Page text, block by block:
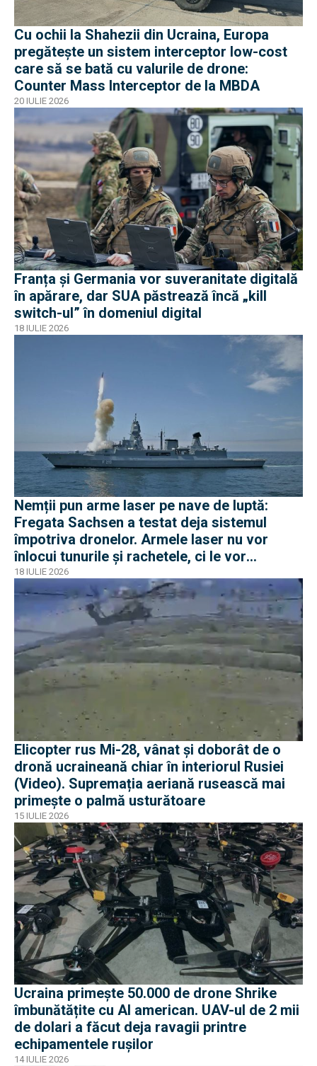
Cu ochii la Shahezii din Ucraina, Europa
pregătește un sistem interceptor low-cost
care să se bată cu valurile de drone:
Counter Mass Interceptor de la MBDA
20 IULIE 2026
Franța și Germania vor suveranitate digitală
în apărare, dar SUA păstrează încă „kill
switch-ul” în domeniul digital
18 IULIE 2026
Nemții pun arme laser pe nave de luptă:
Fregata Sachsen a testat deja sistemul
împotriva dronelor. Armele laser nu vor
înlocui tunurile și rachetele, ci le vor
completa
18 IULIE 2026
Elicopter rus Mi-28, vânat și doborât de o
dronă ucraineană chiar în interiorul Rusiei
(Video). Supremația aeriană rusească mai
primește o palmă usturătoare
15 IULIE 2026
Ucraina primește 50.000 de drone Shrike
îmbunătățite cu AI american. UAV-ul de 2 mii
de dolari a făcut deja ravagii printre
echipamentele rușilor
14 IULIE 2026